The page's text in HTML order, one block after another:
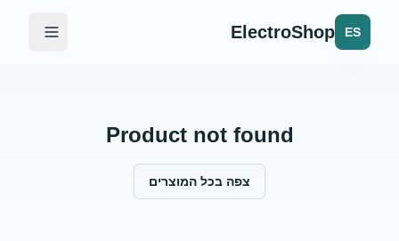
ES
ElectroShop
Product not found
צפה בכל המוצרים